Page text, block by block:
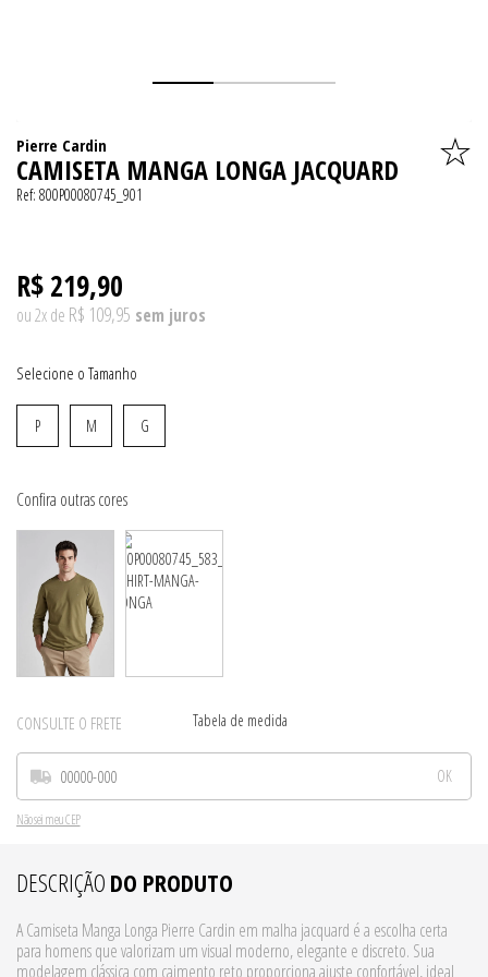
Pierre Cardin
CAMISETA MANGA LONGA JACQUARD
Ref: 800P00080745_901
R$ 219,90
ou2xde R$ 109,95
Tamanho
P M G
CONSULTE O FRETE Tabela de medida
Não sei meu CEP
DESCRIÇÃO DO PRODUTO
A Camiseta Manga Longa Pierre Cardin em malha jacquard é a escolha certa
para homens que valorizam um visual moderno, elegante e discreto. Sua
modelagem clássica com caimento reto proporciona ajuste confortável, ideal